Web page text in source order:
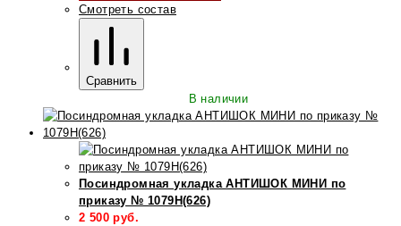
Смотреть состав
Сравнить
В наличии
Посиндромная укладка АНТИШОК МИНИ по
приказу № 1079Н(626)
2 500 руб.